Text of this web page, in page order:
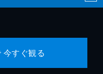
今すぐ観る